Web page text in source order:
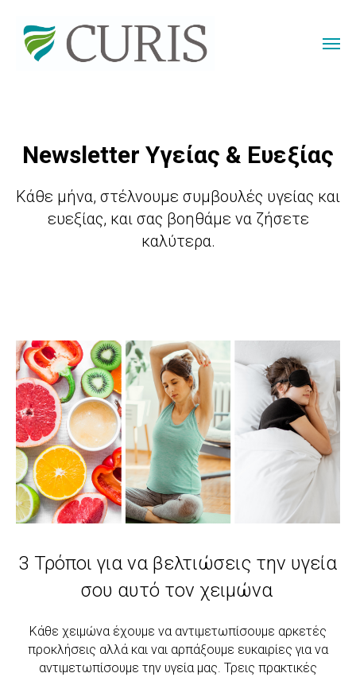
Newsletter Υγείας & Ευεξίας
Κάθε μήνα, στέλνουμε συμβουλές υγείας και
ευεξίας, και σας βοηθάμε να ζήσετε
καλύτερα.
3 Τρόποι για να βελτιώσεις την υγεία
σου αυτό τον χειμώνα
Κάθε χειμώνα έχουμε να αντιμετωπίσουμε αρκετές
προκλήσεις αλλά και ναι αρπάξουμε ευκαιρίες για να
αντιμετωπίσουμε την υγεία μας. Τρεις πρακτικές